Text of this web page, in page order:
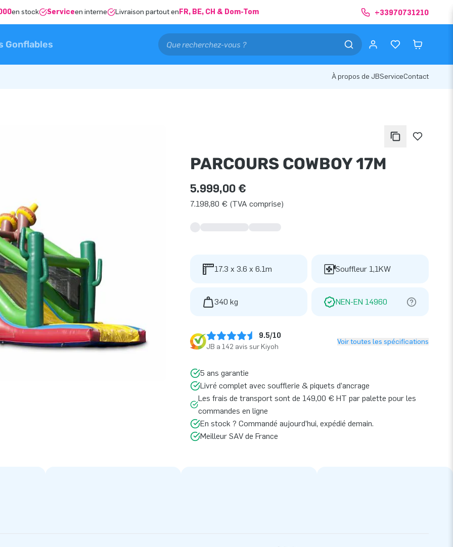
en stock Serviceen interne Livraison partout en FR, BE, CH & Dom-Tom +33970731210
Gonflables
À propos de JBServiceContact
PARCOURS COWBOY 17M
5.999,00 €
7.198,80 € (TVA comprise)
17.3 x 3.6 x 6.1m Souffleur 1,1KW
340 kg NEN-EN 14960
9.5/10
JB a 142 avis sur Kiyoh
Voir toutes les spécifications
5 ans garantie
Livré complet avec soufflerie & piquets d’ancrage
Les frais de transport sont de 149,00 € HT par palette pour les
commandes en ligne
En stock ? Commandé aujourd’hui, expédié demain.
Meilleur SAV de France